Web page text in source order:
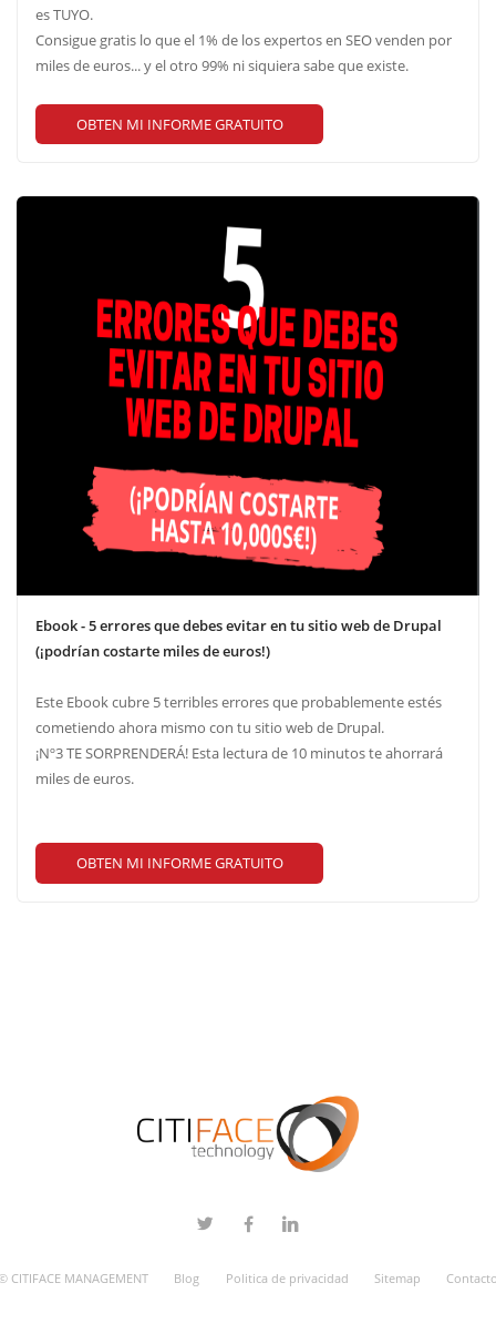
es TUYO.
Consigue gratis lo que el 1% de los expertos en SEO venden por
miles de euros... y el otro 99% ni siquiera sabe que existe.
OBTEN MI INFORME GRATUITO
Ebook - 5 errores que debes evitar en tu sitio web de Drupal
(¡podrían costarte miles de euros!)
Este Ebook cubre 5 terribles errores que probablemente estés
cometiendo ahora mismo con tu sitio web de Drupal.
¡Nº3 TE SORPRENDERÁ! Esta lectura de 10 minutos te ahorrará
miles de euros.
OBTEN MI INFORME GRATUITO
CITIFACE MANAGEMENT Blog Politica de privacidad Sitemap